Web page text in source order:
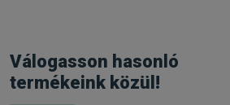
Válogasson hasonló
termékeink közül!